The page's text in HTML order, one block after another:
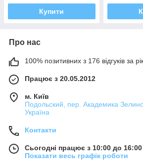
Купити
Про нас
100% позитивних з 176 відгуків за
Працює з 20.05.2012
м. Київ
Подольский, пер. Академика
Україна
Контакти
Сьогодні працює з 10:00 до 16:00
Показати весь графік роботи